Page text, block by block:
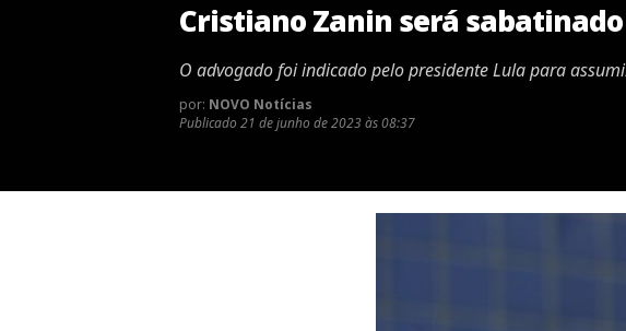
Cristiano Zanin será
O advogado foi indicado pelo presidente Lula para
por: NOVO Notícias
Publicado 21 de junho de 2023 às 08:37